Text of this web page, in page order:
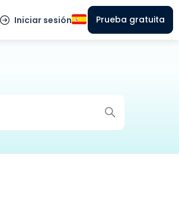
Iniciar sesión Prueba gratuita